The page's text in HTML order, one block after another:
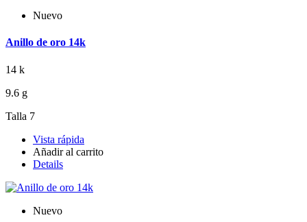
Nuevo
Anillo de oro 14k
14 k
9.6 g
Talla 7
Vista rápida
Añadir al carrito
Details
Nuevo